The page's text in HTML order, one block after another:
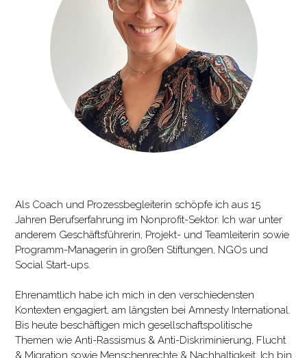
Als Coach und Prozessbegleiterin schöpfe ich aus 15
Jahren Berufserfahrung im Nonprofit-Sektor. Ich war unter
anderem Geschäftsführerin, Projekt- und Teamleiterin sowie
Programm-Managerin in großen Stiftungen, NGOs und
Social Start-ups.
Ehrenamtlich habe ich mich in den verschiedensten
Kontexten engagiert, am längsten bei Amnesty International.
Bis heute beschäftigen mich gesellschaftspolitische
Themen wie Anti-Rassismus & Anti-Diskriminierung, Flucht
& Migration sowie Menschenrechte & Nachhaltigkeit. Ich bin